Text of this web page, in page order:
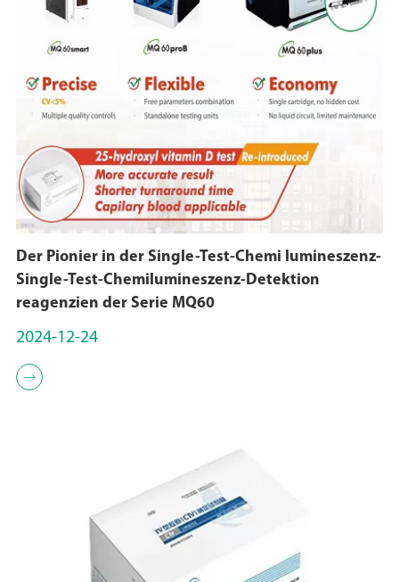
Der Pionier in der Single-Test-Chemi lumineszenz-
Single-Test-Chemilumineszenz-Detektion
reagenzien der Serie MQ60
2024-12-24
